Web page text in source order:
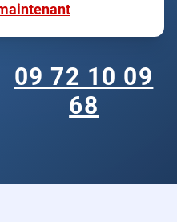
09 72 10 09
68